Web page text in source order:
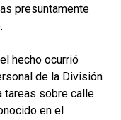
presuntamente
hecho ocurrió
de la División
tareas sobre calle
en el